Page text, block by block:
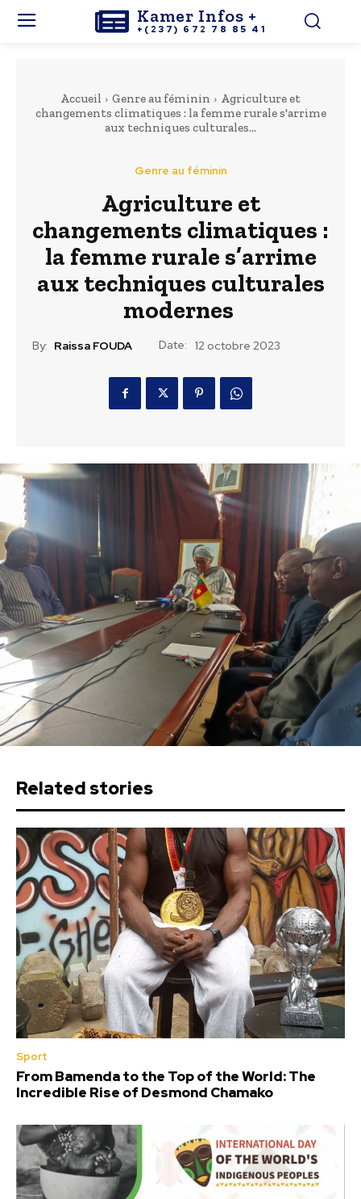
Kamer Infos +
+(237) 672 78 85 41
Accueil Genre au féminin
Agriculture et
changements climatiques : la femme rurale s'arrime
aux techniques culturales...
Genre au féminin
Agriculture et
changements climatiques :
la femme rurale s’arrime
aux techniques culturales
modernes
By: Raissa FOUDA Date: 12 octobre 2023
Related stories
Sport
From Bamenda to the Top of the World: The
Incredible Rise of Desmond Chamako